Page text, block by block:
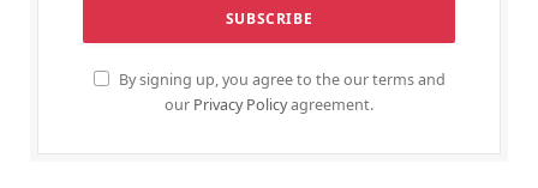
By signing up, you agree to the our terms and
our Privacy Policyagreement.